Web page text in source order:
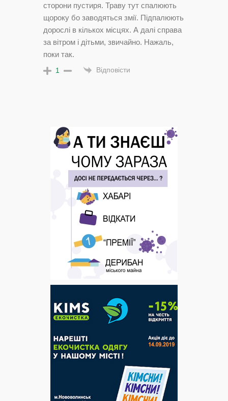
сторони пустиря. Траву тут спалюють
щороку бо заводяться змії. Підпалюють
дорослі в кількох місцях. А далі справа
за вітром і дітьми, звичайно. Нажаль,
поки так.
1 Відповісти